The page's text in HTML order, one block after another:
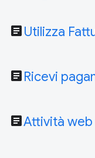
article Utilizza
article Ricevi
articleAttività